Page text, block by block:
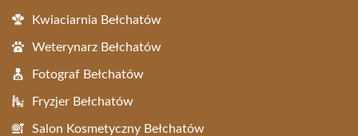
Kwiaciarnia Bełchatów
Weterynarz Bełchatów
Fotograf Bełchatów
Fryzjer Bełchatów
Salon Kosmetyczny Bełchatów